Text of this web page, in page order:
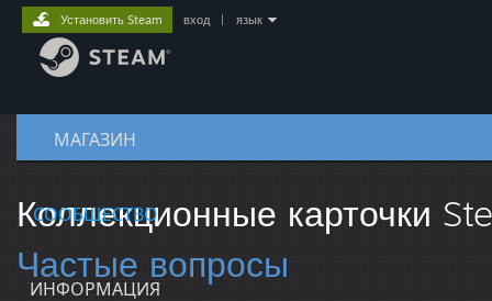
МАГАЗИН
СООБЩЕСТВО
ИНФОРМАЦИЯ
Установить Steam вход язык
Коллекционные карточки
Частые вопросы